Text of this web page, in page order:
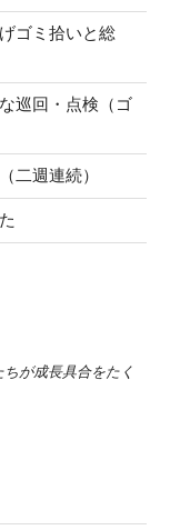
ゴミ拾いと総
巡回・点検（ゴ
二週連続）
が成長具合をたく